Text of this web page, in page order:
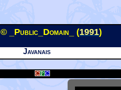
© _Public_Domain_ (1991)
Javanais